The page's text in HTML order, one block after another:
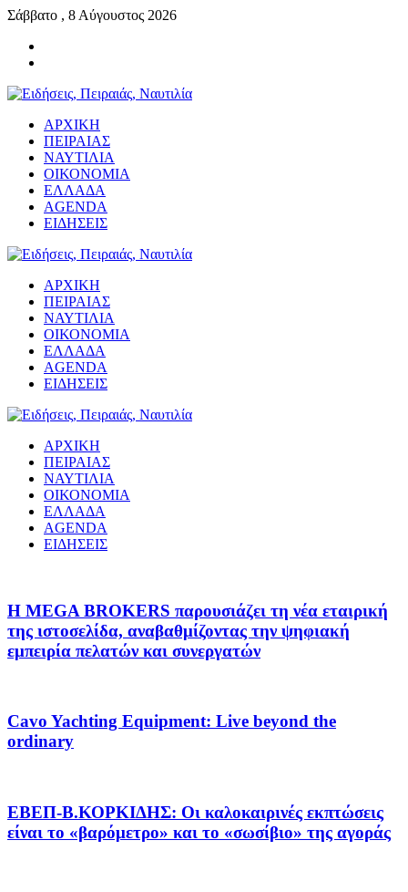
Σάββατο , 8 Αύγουστος 2026
ΑΡΧΙΚΗ
ΠΕΙΡΑΙΑΣ
ΝΑΥΤΙΛΙΑ
ΟΙΚΟΝΟΜΙΑ
ΕΛΛΑΔΑ
AGENDA
ΕΙΔΗΣΕΙΣ
ΑΡΧΙΚΗ
ΠΕΙΡΑΙΑΣ
ΝΑΥΤΙΛΙΑ
ΟΙΚΟΝΟΜΙΑ
ΕΛΛΑΔΑ
AGENDA
ΕΙΔΗΣΕΙΣ
ΑΡΧΙΚΗ
ΠΕΙΡΑΙΑΣ
ΝΑΥΤΙΛΙΑ
ΟΙΚΟΝΟΜΙΑ
ΕΛΛΑΔΑ
AGENDA
ΕΙΔΗΣΕΙΣ
Η MEGA BROKERS παρουσιάζει τη νέα εταιρική
της ιστοσελίδα, αναβαθμίζοντας την ψηφιακή
εμπειρία πελατών και συνεργατών
Cavo Yachting Equipment: Live beyond the
ordinary
EΒΕΠ-Β.ΚΟΡΚΙΔΗΣ: Οι καλοκαιρινές εκπτώσεις
είναι το «βαρόμετρο» και το «σωσίβιο» της αγοράς